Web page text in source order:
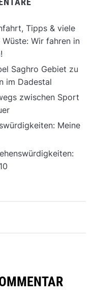
Tipps & viele
Wir fahren in
Saghro Gebiet zu
im Dadestal
zwischen Sport
Meine